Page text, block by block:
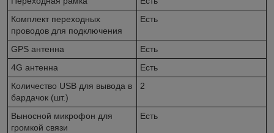
Комплект переходных
проводов для подключения
Есть
GPS антенна
Есть
4G антенна
Есть
Количество USB для вывода в
бардачок (шт.)
2
Выносной микрофон для
громкой связи
Есть